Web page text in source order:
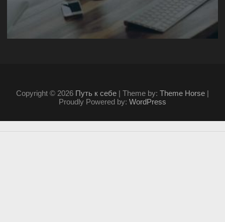
Copyright © 2026 Путь к себе | Theme by: Theme Horse |
Proudly Powered by: WordPress